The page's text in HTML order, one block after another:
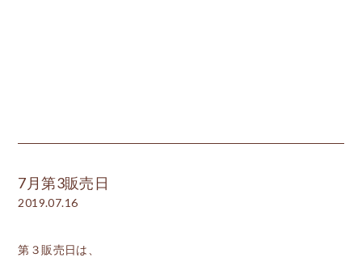
7月第3販売日
2019.07.16
第３販売日は、